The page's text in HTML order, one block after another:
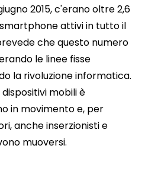
2015, c'erano oltre 2,6
attivi in ​​tutto il
che questo numero
le linee fisse
la rivoluzione informatica.
mobili è
in movimento e, per
anche inserzionisti e
muoversi.